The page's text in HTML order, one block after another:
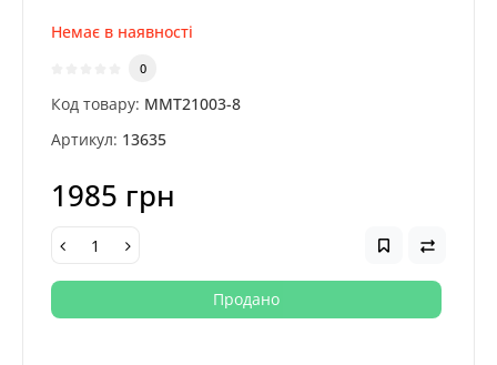
Немає в наявності
0
Код товару: MMT21003-8
Артикул: 13635
1985 грн
Продано